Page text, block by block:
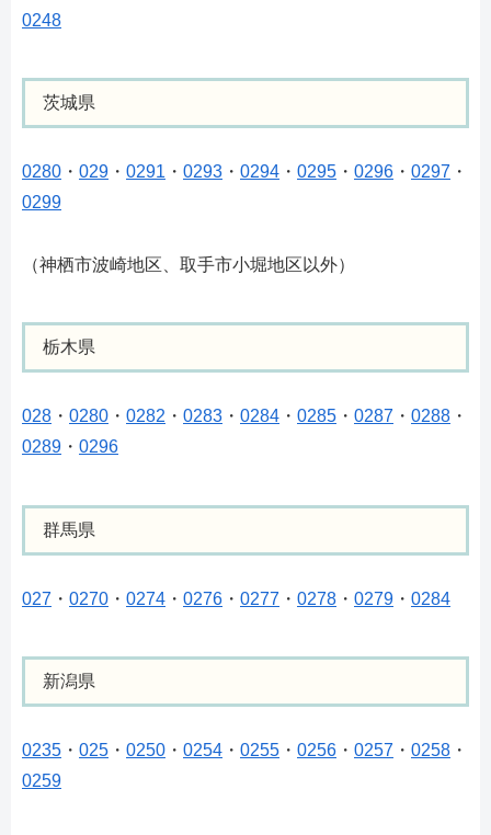
0248
茨城県
0280 ・ 029 ・ 0291 ・ 0293 ・ 0294 ・ 0295 ・ 0296 ・ 0297 ・
0299
（神栖市波崎地区、取手市小堀地区以外）
栃木県
028 ・ 0280 ・ 0282 ・ 0283 ・ 0284 ・ 0285 ・ 0287 ・ 0288 ・
0289 ・ 0296
群馬県
027 ・ 0270 ・ 0274 ・ 0276 ・ 0277 ・ 0278 ・ 0279 ・ 0284
新潟県
0235 ・ 025 ・ 0250 ・ 0254 ・ 0255 ・ 0256 ・ 0257 ・ 0258 ・
0259